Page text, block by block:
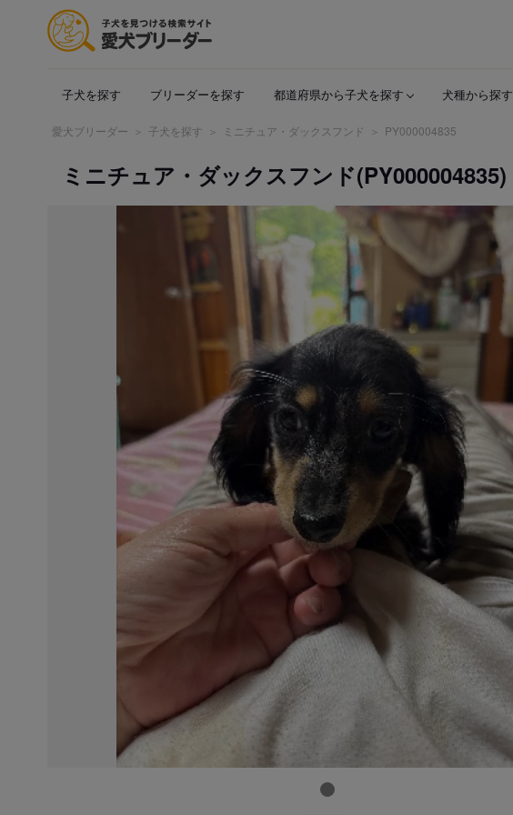
子犬を探す ブリーダーを探す 都道府県から子犬を探す 犬種から探す
愛犬ブリーダー 子犬を探す ミニチュア・ダックスフンド PY000004835
ミニチュア・ダックスフンド(PY000004835)